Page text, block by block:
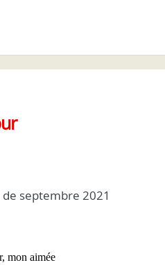
septembre 2021
mon aimée